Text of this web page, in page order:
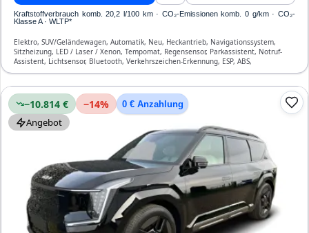
Kraftstoffverbrauch komb. 20,2 l/100 km · CO₂-Emissionen komb. 0 g/km · CO₂-
Klasse A · WLTP*
Elektro, SUV/Geländewagen, Automatik, Neu, Heckantrieb, Navigationssystem,
Sitzheizung, LED / Laser / Xenon, Tempomat, Regensensor, Parkassistent, Notruf-
Assistent, Lichtsensor, Bluetooth, Verkehrszeichen-Erkennung, ESP, ABS,
Klimatisierung, Front-, Seiten- und weitere Airbags
−10.814 € −14% 0 € Anzahlung
Angebot